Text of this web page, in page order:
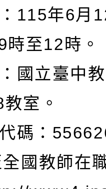
115年6月
至12時。
立臺中
室。
碼：
國教師在